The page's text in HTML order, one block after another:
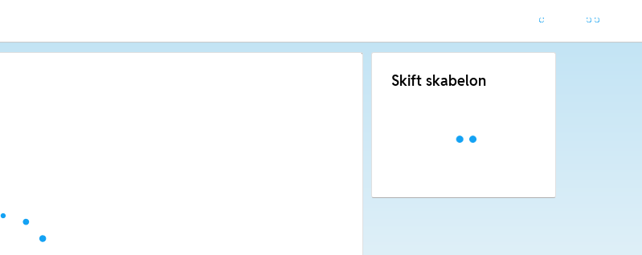
Skift skabelon